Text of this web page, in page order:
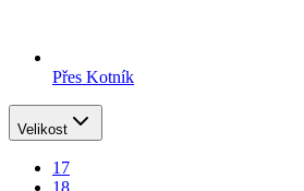
Přes Kotník
Velikost
17
18